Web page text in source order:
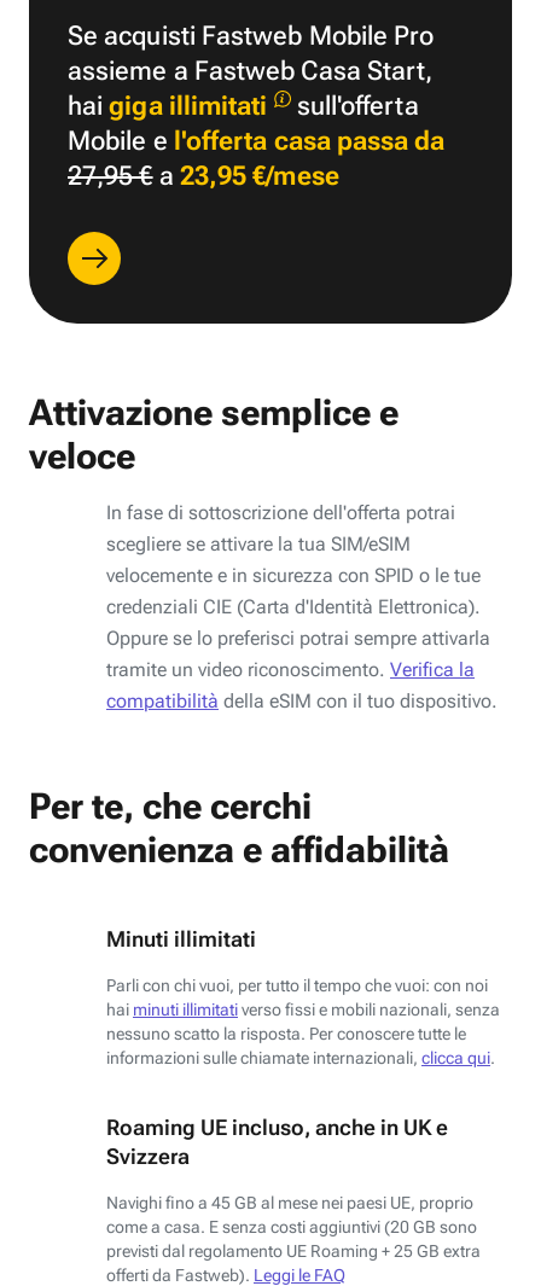
Se acquisti Fastweb Mobile Pro
assieme a Fastweb Casa Start,
haigiga illimitati
sull'offerta
Mobile e l'offerta casa passa da
27,95 €a 23,95 €/mese
Attivazione semplice e
veloce
In fase di sottoscrizione dell'offerta potrai
scegliere se attivare la tua SIM/eSIM
velocemente e in sicurezza con SPID o le tue
credenziali CIE (Carta d'Identità Elettronica).
Oppure se lo preferisci potrai sempre attivarla
tramite un video riconoscimento. Verifica la
compatibilità della eSIM con il tuo dispositivo.
Per te, che cerchi
convenienza e affidabilità
Minuti illimitati
Parli con chi vuoi, per tutto il tempo che vuoi: con noi
hai minuti illimitativerso fissi e mobili nazionali, senza
nessuno scatto la risposta. Per conoscere tutte le
informazioni sulle chiamate internazionali, clicca qui.
Roaming UE incluso, anche in UK e
Svizzera
Navighi fino a 45 GB al mese nei paesi UE, proprio
come a casa. E senza costi aggiuntivi (20 GB sono
previsti dal regolamento UE Roaming + 25 GB extra
offerti da Fastweb). Leggi le FAQ